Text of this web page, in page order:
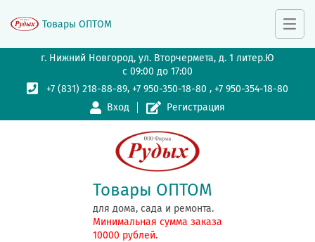
г. Нижний Новгород, ул. Вторчермета, д. 1 литер.Ю
с 09:00 до 17:00
+7 (831) 218-88-89,+7 950-350-18-80 ,+7 950-354-18-80
Вход
Регистрация
Товары ОПТОМ
для дома, сада и ремонта.
Минимальная сумма заказа
10000 рублей.
Товары ОПТОМ